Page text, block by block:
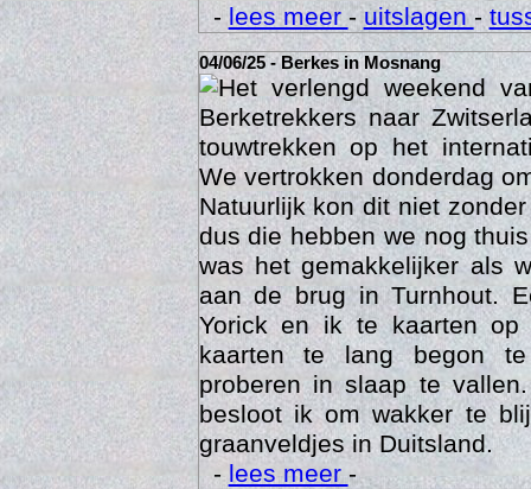
-lees meer-uitslagen -
04/06/25 - Berkes in Mosnang
Het verlengd weekend
Berketrekkers naar
touwtrekken op het
We vertrokken donderdag
Natuurlijk kon dit niet
dus die hebben we nog
was het gemakkelijker als
aan de brug in Turnhout.
Yorick en ik te kaarten op
kaarten te lang begon
proberen in slaap te
besloot ik om wakker te
graanveldjes in Duitsland.
- lees meer -